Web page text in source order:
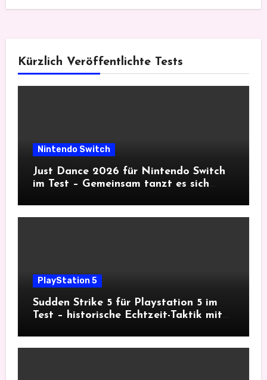
Kürzlich Veröffentlichte Tests
Nintendo Switch
Just Dance 2026 für Nintendo Switch
im Test – Gemeinsam tanzt es sich
PlayStation 5
Sudden Strike 5 für Playstation 5 im
Test – historische Echtzeit-Taktik mit